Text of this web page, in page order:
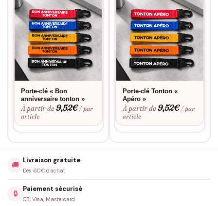
Porte-clé « Bon
anniversaire tonton »
À partir de9,52€ / par
article
Porte-clé Tonton «
Apéro »
À partir de9,52€ / par
article
🚚
Livraison gratuite
Dès 60€ d'achat
🔒
Paiement sécurisé
CB, Visa, Mastercard